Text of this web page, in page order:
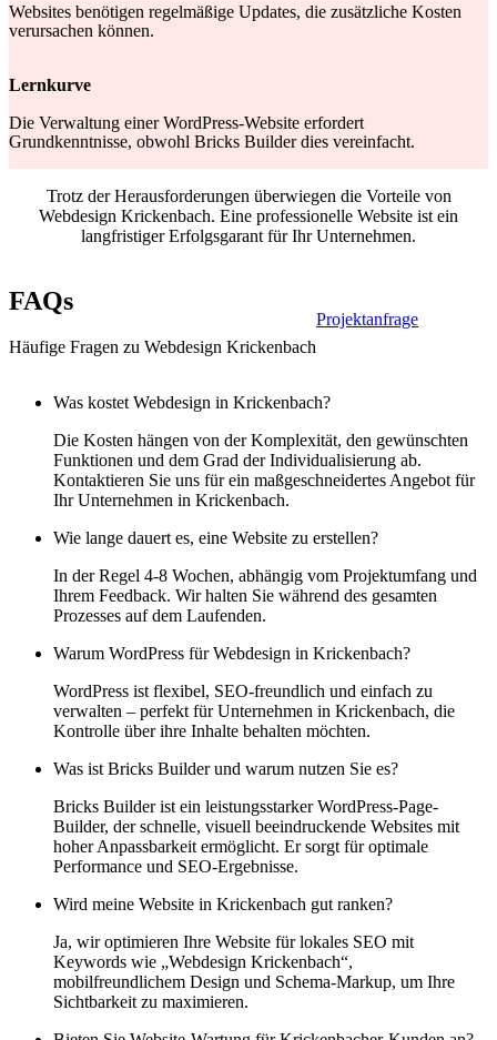
Websites benötigen regelmäßige Updates, die zusätzliche Kosten
verursachen können.
Lernkurve
Die Verwaltung einer WordPress-Website erfordert
Grundkenntnisse, obwohl Bricks Builder dies vereinfacht.
Trotz der Herausforderungen überwiegen die Vorteile von
Webdesign Krickenbach. Eine professionelle Website ist ein
langfristiger Erfolgsgarant für Ihr Unternehmen.
FAQs
Häufige Fragen zu Webdesign Krickenbach
Projektanfrage
Was kostet Webdesign in Krickenbach?
Die Kosten hängen von der Komplexität, den gewünschten
Funktionen und dem Grad der Individualisierung ab.
Kontaktieren Sie uns für ein maßgeschneidertes Angebot für
Ihr Unternehmen in Krickenbach.
Wie lange dauert es, eine Website zu erstellen?
In der Regel 4-8 Wochen, abhängig vom Projektumfang und
Ihrem Feedback. Wir halten Sie während des gesamten
Prozesses auf dem Laufenden.
Warum WordPress für Webdesign in Krickenbach?
WordPress ist flexibel, SEO-freundlich und einfach zu
verwalten – perfekt für Unternehmen in Krickenbach, die
Kontrolle über ihre Inhalte behalten möchten.
Was ist Bricks Builder und warum nutzen Sie es?
Bricks Builder ist ein leistungsstarker WordPress-Page-
Builder, der schnelle, visuell beeindruckende Websites mit
hoher Anpassbarkeit ermöglicht. Er sorgt für optimale
Performance und SEO-Ergebnisse.
Wird meine Website in Krickenbach gut ranken?
Ja, wir optimieren Ihre Website für lokales SEO mit
Keywords wie „Webdesign Krickenbach“,
mobilfreundlichem Design und Schema-Markup, um Ihre
Sichtbarkeit zu maximieren.